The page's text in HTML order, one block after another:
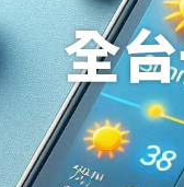
全